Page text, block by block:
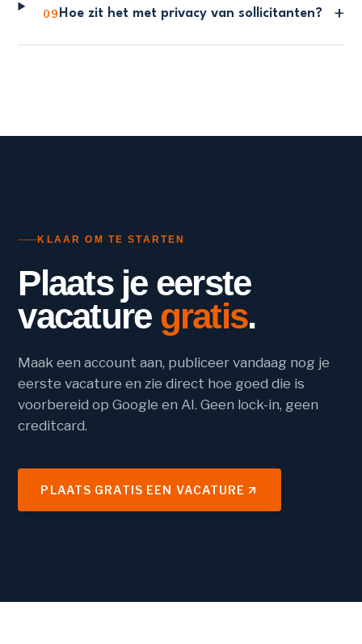
09 Hoe zit het met privacy van sollicitanten? +
KLAAR OM TE STARTEN
Plaats je eerste
vacature gratis.
Maak een account aan, publiceer vandaag nog je
eerste vacature en zie direct hoe goed die is
voorbereid op Google en AI. Geen lock-in, geen
creditcard.
PLAATS GRATIS EEN VACATURE